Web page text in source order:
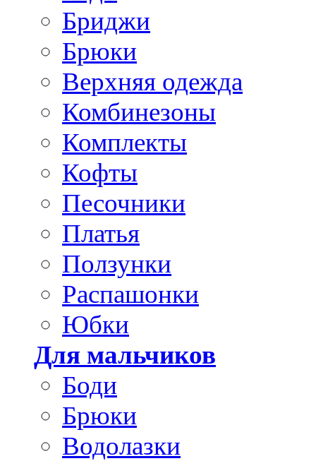
Бриджи
Брюки
Верхняя одежда
Комбинезоны
Комплекты
Кофты
Песочники
Платья
Ползунки
Распашонки
Юбки
Для мальчиков
Боди
Брюки
Водолазки